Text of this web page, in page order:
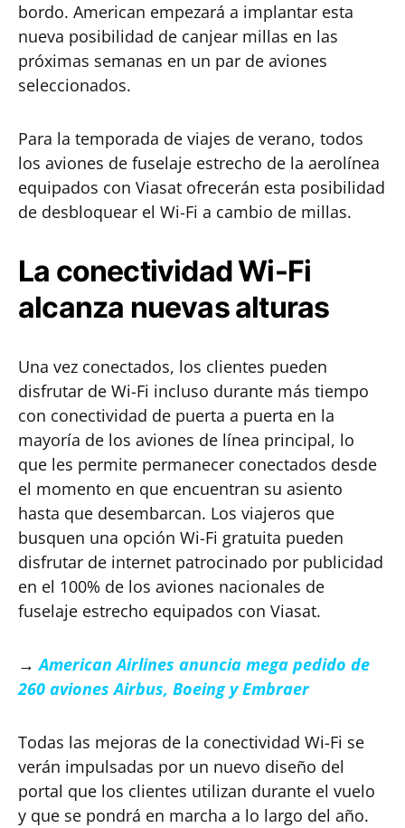
bordo. American empezará a implantar esta
nueva posibilidad de canjear millas en las
próximas semanas en un par de aviones
seleccionados.
Para la temporada de viajes de verano, todos
los aviones de fuselaje estrecho de la aerolínea
equipados con Viasat ofrecerán esta posibilidad
de desbloquear el Wi-Fi a cambio de millas.
La conectividad Wi-Fi
alcanza nuevas alturas
Una vez conectados, los clientes pueden
disfrutar de Wi-Fi incluso durante más tiempo
con conectividad de puerta a puerta en la
mayoría de los aviones de línea principal, lo
que les permite permanecer conectados desde
el momento en que encuentran su asiento
hasta que desembarcan. Los viajeros que
busquen una opción Wi-Fi gratuita pueden
disfrutar de internet patrocinado por publicidad
en el 100% de los aviones nacionales de
fuselaje estrecho equipados con Viasat.
→American Airlines anuncia mega pedido de
260 aviones Airbus, Boeing y Embraer
Todas las mejoras de la conectividad Wi-Fi se
verán impulsadas por un nuevo diseño del
portal que los clientes utilizan durante el vuelo
y que se pondrá en marcha a lo largo del año.